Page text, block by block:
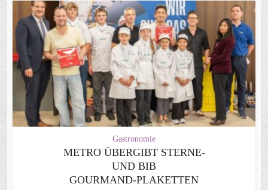
Gastronomie
METRO ÜBERGIBT STERNE-
UND BIB
GOURMAND‑PLAKETTEN